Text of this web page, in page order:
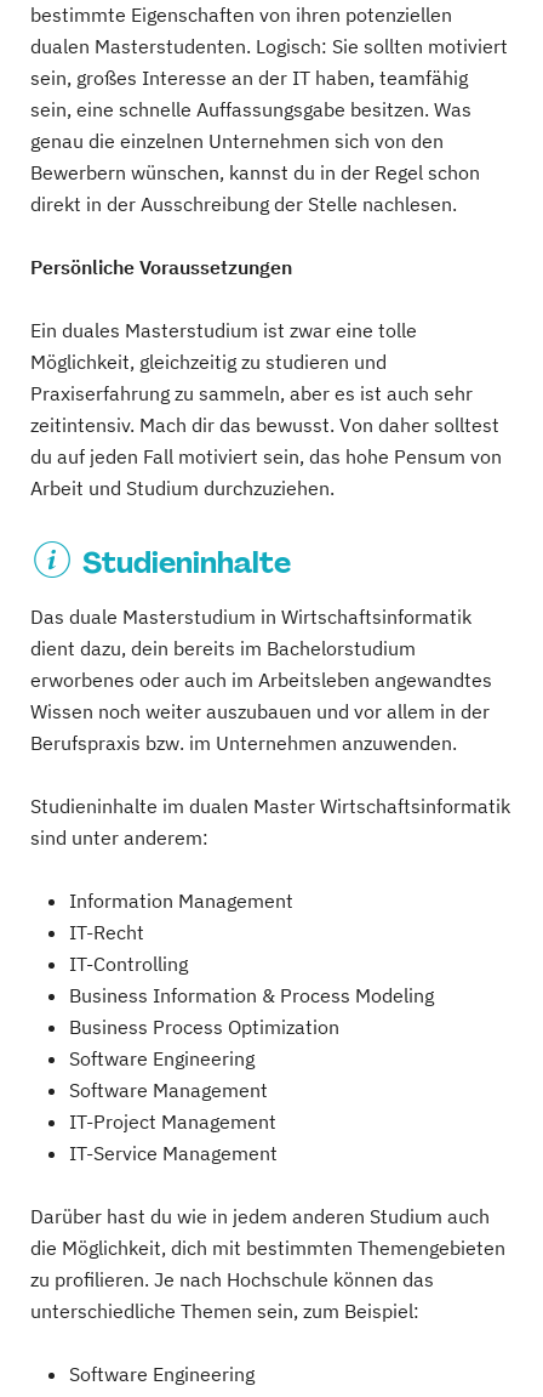
bestimmte Eigenschaften von ihren potenziellen
dualen Masterstudenten. Logisch: Sie sollten motiviert
sein, großes Interesse an der IT haben, teamfähig
sein, eine schnelle Auffassungsgabe besitzen. Was
genau die einzelnen Unternehmen sich von den
Bewerbern wünschen, kannst du in der Regel schon
direkt in der Ausschreibung der Stelle nachlesen.
Persönliche Voraussetzungen
Ein duales Masterstudium ist zwar eine tolle
Möglichkeit, gleichzeitig zu studieren und
Praxiserfahrung zu sammeln, aber es ist auch sehr
zeitintensiv. Mach dir das bewusst. Von daher solltest
du auf jeden Fall motiviert sein, das hohe Pensum von
Arbeit und Studium durchzuziehen.
Studieninhalte
Das duale Masterstudium in Wirtschaftsinformatik
dient dazu, dein bereits im Bachelorstudium
erworbenes oder auch im Arbeitsleben angewandtes
Wissen noch weiter auszubauen und vor allem in der
Berufspraxis bzw. im Unternehmen anzuwenden.
Studieninhalte im dualen Master Wirtschaftsinformatik
sind unter anderem:
Information Management
IT-Recht
IT-Controlling
Business Information & Process Modeling
Business Process Optimization
Software Engineering
Software Management
IT-Project Management
IT-Service Management
Darüber hast du wie in jedem anderen Studium auch
die Möglichkeit, dich mit bestimmten Themengebieten
zu profilieren. Je nach Hochschule können das
unterschiedliche Themen sein, zum Beispiel:
Software Engineering